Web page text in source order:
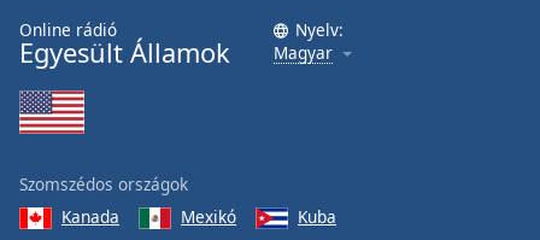
Online rádió
Egyesült Államok
Nyelv:
Magyar
Szomszédos országok
Kanada
Mexikó
Kuba